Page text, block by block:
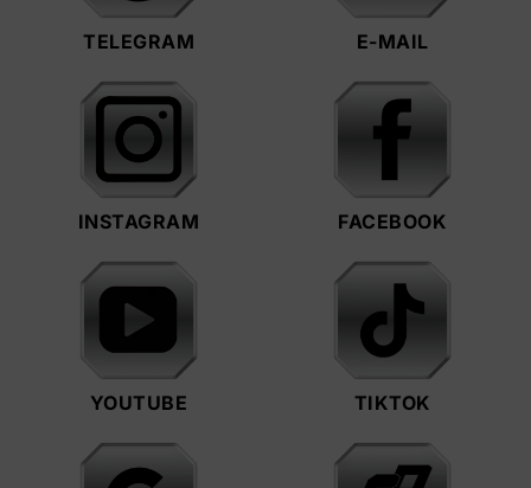
TELEGRAM E-MAIL
INSTAGRAM FACEBOOK
YOUTUBE TIKTOK